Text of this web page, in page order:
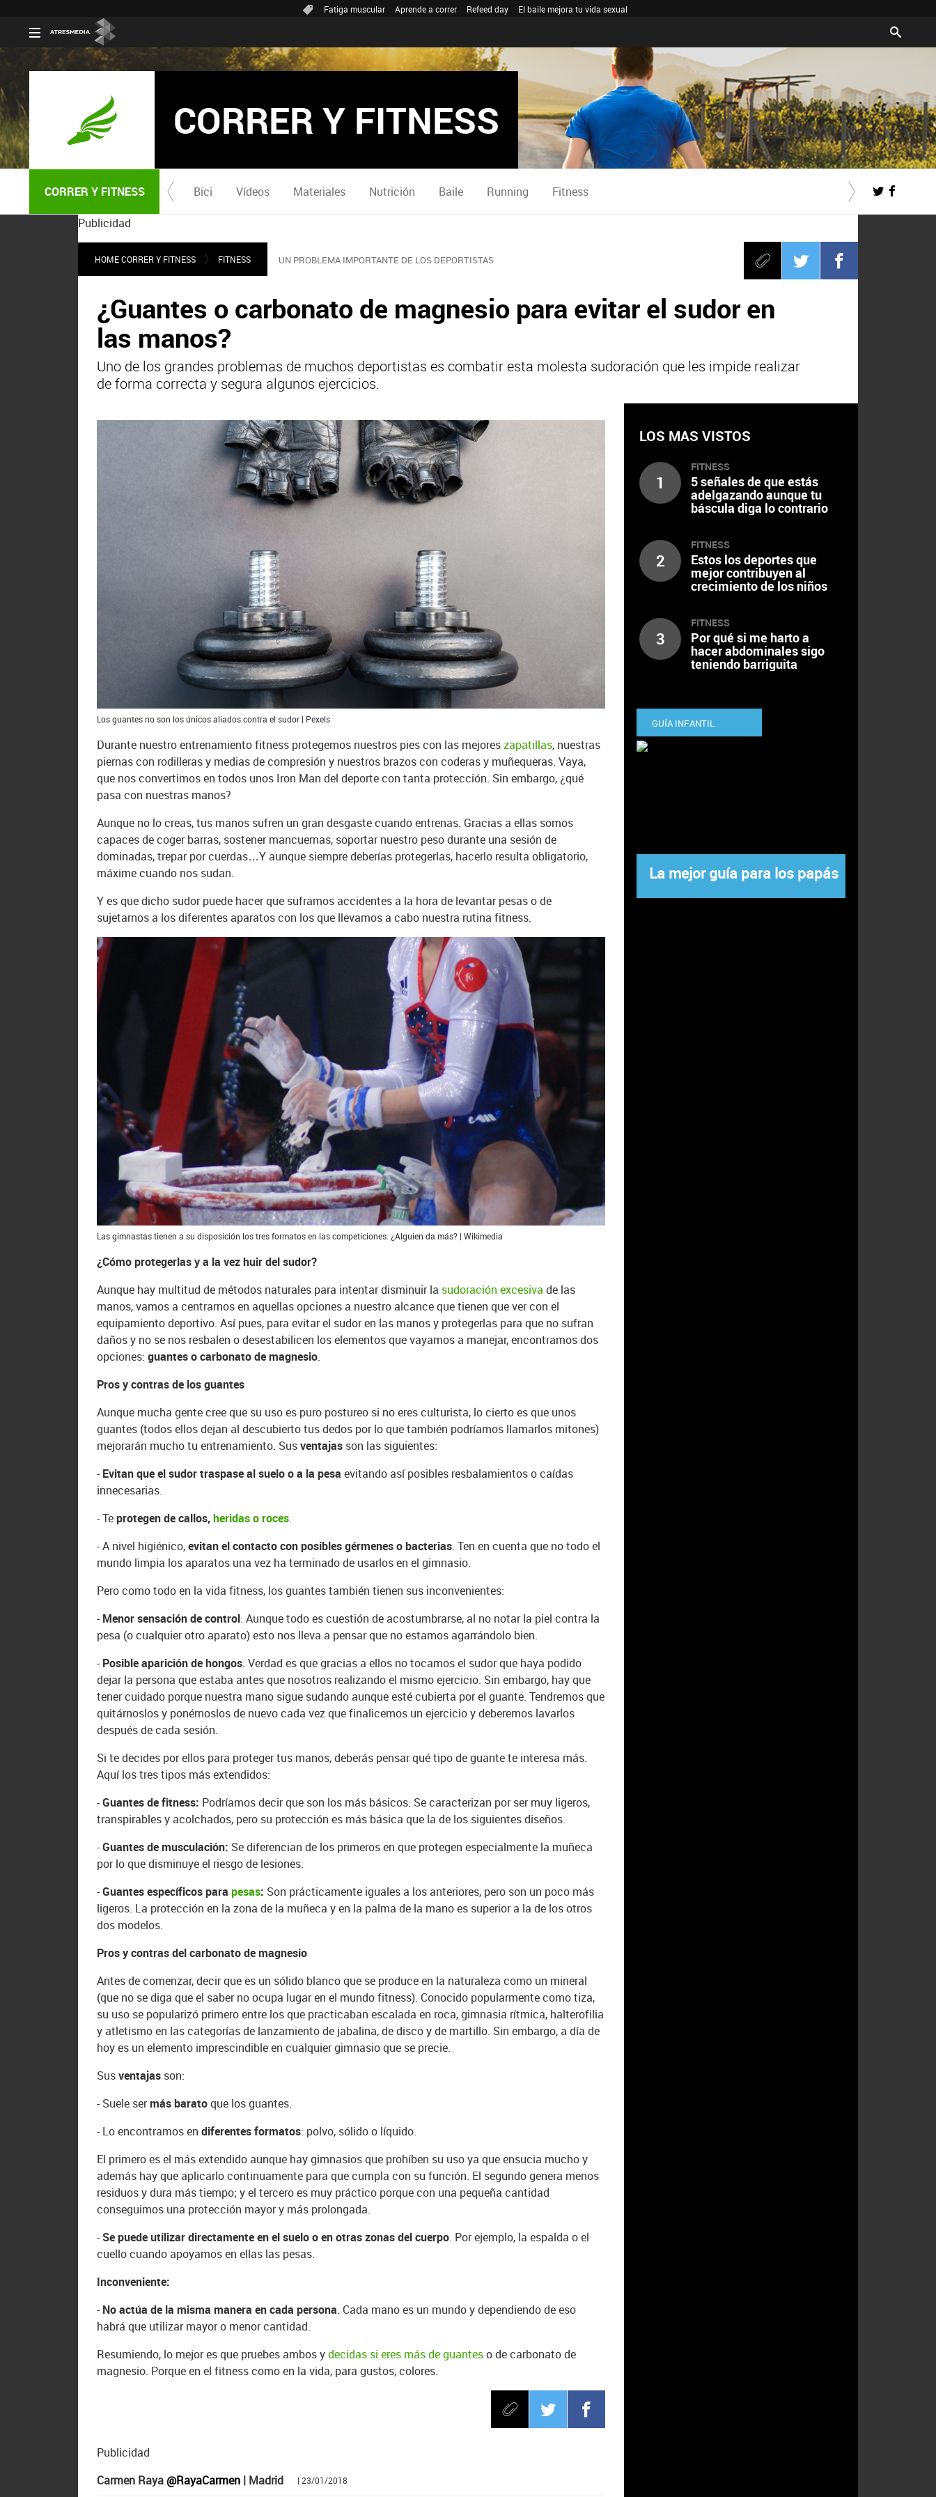
Fatiga muscular Aprende a correr Refeed day El baile mejora tu vida sexual
CORRER Y FITNESS
CORRER Y FITNESS Bici Vídeos Materiales Nutrición Baile Running Fitness
Publicidad
HOME CORRER Y FITNESS FITNESS UN PROBLEMA IMPORTANTE DE LOS DEPORTISTAS
¿Guantes o carbonato de magnesio para evitar el sudor en
las manos?
Uno de los grandes problemas de muchos deportistas es combatir esta molesta sudoración que les impide realizar
de forma correcta y segura algunos ejercicios.
Los guantes no son los únicos aliados contra el sudor | Pexels
Durante nuestro entrenamiento fitness protegemos nuestros pies con las mejoreszapatillas, nuestras
piernas con rodilleras y medias de compresión y nuestros brazos con coderas y muñequeras. Vaya,
que nos convertimos en todos unos Iron Man del deporte con tanta protección. Sin embargo, ¿qué
pasa con nuestras manos?
Aunque no lo creas, tus manos sufren un gran desgaste cuando entrenas. Gracias a ellas somos
capaces de coger barras, sostener mancuernas, soportar nuestro peso durante una sesión de
dominadas, trepar por cuerdas…Y aunque siempre deberías protegerlas, hacerlo resulta obligatorio,
máxime cuando nos sudan.
Y es que dicho sudor puede hacer que suframos accidentes a la hora de levantar pesas o de
sujetarnos a los diferentes aparatos con los que llevamos a cabo nuestra rutina fitness.
Las gimnastas tienen a su disposición los tres formatos en las competiciones. ¿Alguien da más? | Wikimedia
¿Cómo protegerlas y a la vez huir del sudor?
Aunque hay multitud de métodos naturales para intentar disminuir la sudoración excesiva de las
manos, vamos a centrarnos en aquellas opciones a nuestro alcance que tienen que ver con el
equipamiento deportivo. Así pues, para evitar el sudor en las manos y protegerlas para que no sufran
daños y no se nos resbalen o desestabilicen los elementos que vayamos a manejar, encontramos dos
opciones:guantes o carbonato de magnesio.
Pros y contras de los guantes
Aunque mucha gente cree que su uso es puro postureo si no eres culturista, lo cierto es que unos
guantes (todos ellos dejan al descubierto tus dedos por lo que también podríamos llamarlos mitones)
mejorarán mucho tu entrenamiento. Susventajas son las siguientes:
- Evitan que el sudor traspase al sueloo a la pesaevitando así posibles resbalamientos o caídas
innecesarias.
- Teprotegen de callos,heridas o roces.
- A nivel higiénico,evitan el contacto con posibles gérmenes o bacterias. Ten en cuenta que no todo el
mundo limpia los aparatos una vez ha terminado de usarlos en el gimnasio.
Pero como todo en la vida fitness, los guantes también tienen sus inconvenientes:
- Menor sensación de control. Aunque todo es cuestión de acostumbrarse, al no notar la piel contra la
pesa (o cualquier otro aparato) esto nos lleva a pensar que no estamos agarrándolo bien.
- Posible aparición de hongos. Verdad es que gracias a ellos no tocamos el sudor que haya podido
dejar la persona que estaba antes que nosotros realizando el mismo ejercicio. Sin embargo, hay que
tener cuidado porque nuestra mano sigue sudando aunque esté cubierta por el guante. Tendremos que
quitárnoslos y ponérnoslos de nuevo cada vez que finalicemos un ejercicio y deberemos lavarlos
después de cada sesión.
Si te decides por ellos para proteger tus manos, deberás pensar qué tipo de guante te interesa más.
Aquí los tres tipos más extendidos:
-Guantes de fitness: Podríamos decir que son los más básicos. Se caracterizan por ser muy ligeros,
transpirables y acolchados, pero su protección es más básica que la de los siguientes diseños.
-Guantes de musculación: Se diferencian de los primeros en que protegen especialmente la muñeca
por lo que disminuye el riesgo de lesiones.
-Guantes específicos parapesas: Son prácticamente iguales a los anteriores, pero son un poco más
ligeros. La protección en la zona de la muñeca y en la palma de la mano es superior a la de los otros
dos modelos.
Pros y contras del carbonato de magnesio
Antes de comenzar, decir que es un sólido blanco que se produce en la naturaleza como un mineral
(que no se diga que el saber no ocupa lugar en el mundo fitness). Conocido popularmente como tiza,
su uso se popularizó primero entre los que practicaban escalada en roca, gimnasia rítmica, halterofilia
y atletismo en las categorías de lanzamiento de jabalina, de disco y de martillo. Sin embargo, a día de
hoy es un elemento imprescindible en cualquier gimnasio que se precie.
Susventajas son:
- Suele sermás baratoque los guantes.
- Lo encontramos endiferentes formatos: polvo, sólido o líquido.
El primero es el más extendido aunque hay gimnasios que prohíben su uso ya que ensucia mucho y
además hay que aplicarlo continuamente para que cumpla con su función. El segundo genera menos
residuos y dura más tiempo; y el tercero es muy práctico porque con una pequeña cantidad
conseguimos una protección mayor y más prolongada.
- Se puede utilizar directamente en el suelo o en otras zonas del cuerpo. Por ejemplo, la espalda o el
cuello cuando apoyamos en ellas las pesas.
Inconveniente:
- No actúa de la misma manera en cada persona. Cada mano es un mundo y dependiendo de eso
habrá que utilizar mayor o menor cantidad.
Resumiendo, lo mejor es que pruebes ambos ydecidas si eres más de guanteso de carbonato de
magnesio. Porque en el fitness como en la vida, para gustos, colores.
Publicidad
Carmen Raya@RayaCarmen | Madrid | 23/01/2018
LOS MAS VISTOS
1
FITNESS
5 señales de que estás
adelgazando aunque tu
báscula diga lo contrario
2
FITNESS
Estos los deportes que
mejor contribuyen al
crecimiento de los niños
3
FITNESS
Por qué si me harto a
hacer abdominales sigo
teniendo barriguita
GUÍA INFANTIL
La mejor guía para los papás